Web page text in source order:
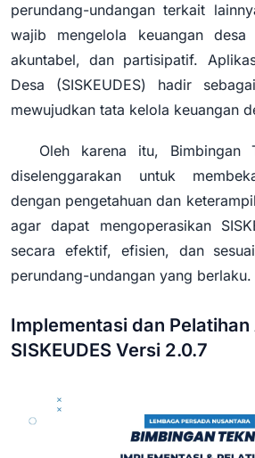
perundang-undangan terkait
wajib mengelola keuangan desa
akuntabel, dan partisipatif.
Desa (SISKEUDES) hadir
mewujudkan tata kelola keuangan
Oleh karena itu, Bimbingan
diselenggarakan untuk
dengan pengetahuan dan
agar dapat mengoperasikan
secara efektif, efisien, dan
perundang-undangan yang berlaku.
Implementasi dan
SISKEUDES Versi 2.0.7